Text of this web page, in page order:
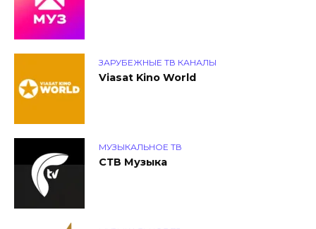
ЗАРУБЕЖНЫЕ ТВ КАНАЛЫ
Viasat Kino World
МУЗЫКАЛЬНОЕ ТВ
СТВ Музыка